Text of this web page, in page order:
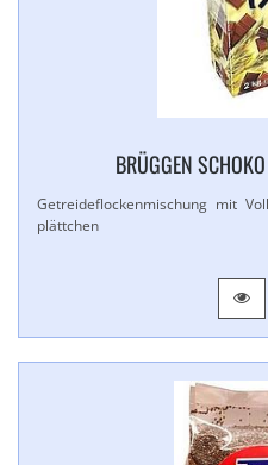
BRÜGGEN
Getreideflockenmischung mit
plättchen